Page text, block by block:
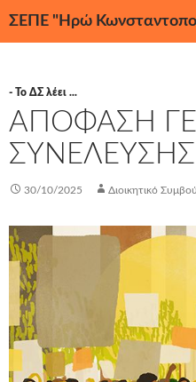
- Το ΔΣ λέει ...
ΑΠΟΦΑΣΗ
30/10/2025 Διοικητικό